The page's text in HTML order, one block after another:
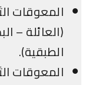
المعوقات
(العائلة –
الطبقية).
المعوقات